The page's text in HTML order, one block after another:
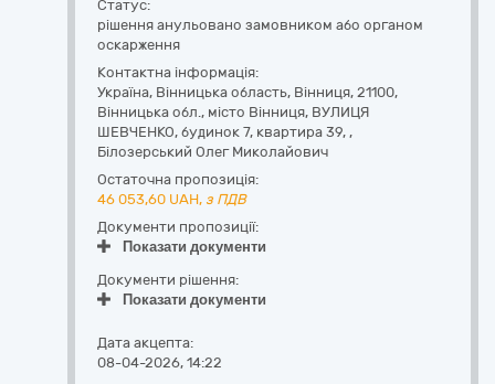
Статус:
рішення анульовано замовником або органом
оскарження
Контактна інформація:
Україна, Вінницька область, Вінниця, 21100,
Вінницька обл., місто Вінниця, ВУЛИЦЯ
ШЕВЧЕНКО, будинок 7, квартира 39, ,
Білозерський Олег Миколайович
Остаточна пропозиція:
46 053,60 UAH, з ПДВ
Документи пропозиції:
Показати документи
Документи рішення:
Показати документи
Дата акцепта:
08-04-2026, 14:22